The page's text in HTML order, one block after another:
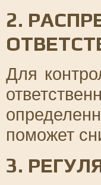
2.
Для
поможет
3.